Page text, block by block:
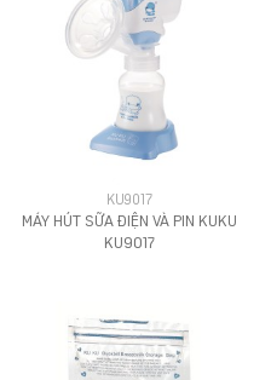
KU9017
MÁY HÚT SỮA ĐIỆN VÀ PIN KUKU
KU9017